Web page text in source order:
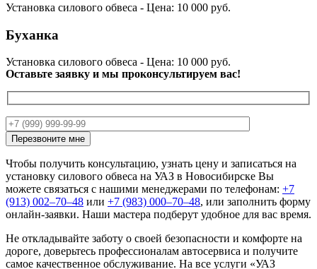
Установка силового обвеса - Цена: 10 000 руб.
Буханка
Установка силового обвеса - Цена: 10 000 руб.
Оставьте заявку и мы проконсультируем вас!
Чтобы получить консультацию, узнать цену и записаться на
установку силового обвеса на УАЗ в Новосибирске Вы
можете связаться с нашими менеджерами по телефонам: +7
(913) 002‒70‒48 или +7 (983) 000‒70‒48, или заполнить форму
онлайн-заявки. Наши мастера подберут удобное для вас время.
Не откладывайте заботу о своей безопасности и комфорте на
дороге, доверьтесь профессионалам автосервиса и получите
самое качественное обслуживание. На все услуги «УАЗ